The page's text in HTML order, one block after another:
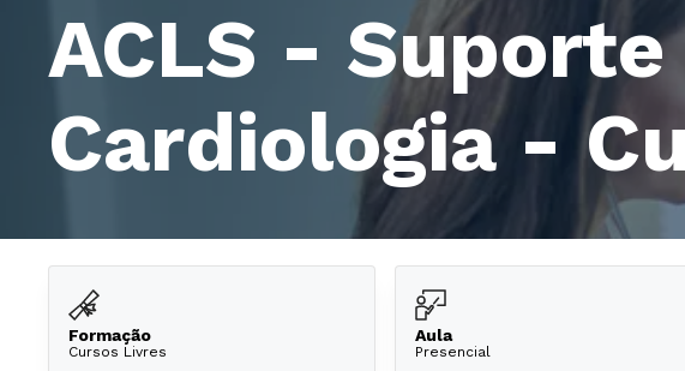
ACLS -
Cardiologia -
Formação
Cursos Livres
Aula
Presencial